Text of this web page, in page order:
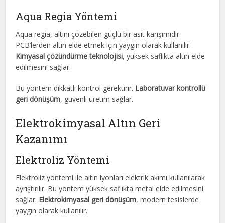
Aqua Regia Yöntemi
Aqua regia, altını çözebilen güçlü bir asit karışımıdır.
PCB’lerden altın elde etmek için yaygın olarak kullanılır.
Kimyasal çözündürme teknolojisi, yüksek saflıkta altın elde
edilmesini sağlar.
Bu yöntem dikkatli kontrol gerektirir. Laboratuvar kontrollü
geri dönüşüm, güvenli üretim sağlar.
Elektrokimyasal Altın Geri
Kazanımı
Elektroliz Yöntemi
Elektroliz yöntemi ile altın iyonları elektrik akımı kullanılarak
ayrıştırılır. Bu yöntem yüksek saflıkta metal elde edilmesini
sağlar. Elektrokimyasal geri dönüşüm, modern tesislerde
yaygın olarak kullanılır.